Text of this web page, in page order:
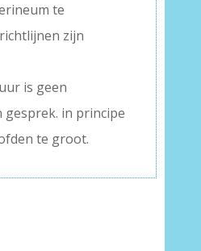
te
zijn
is geen
gesprek. in principe
te groot.